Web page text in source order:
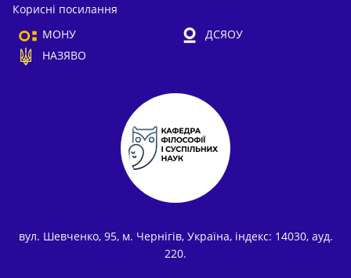
Корисні посилання
МОНУ
ДСЯОУ
НАЗЯВО
вул. Шевченко, 95, м. Чернігів, Україна, індекс: 14030, ауд.
220.